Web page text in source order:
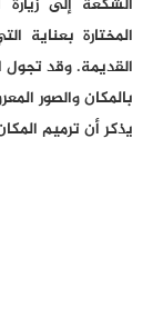
الشكعة إلى
المختارة بعناية
القديمة. وقد
بالمكان والصور
يذكر أن ترميم